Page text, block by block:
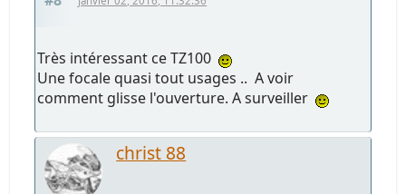
Très intéressant ce TZ100
Une focale quasi tout usages .. A voir
comment glisse l'ouverture. A surveiller
christ 88